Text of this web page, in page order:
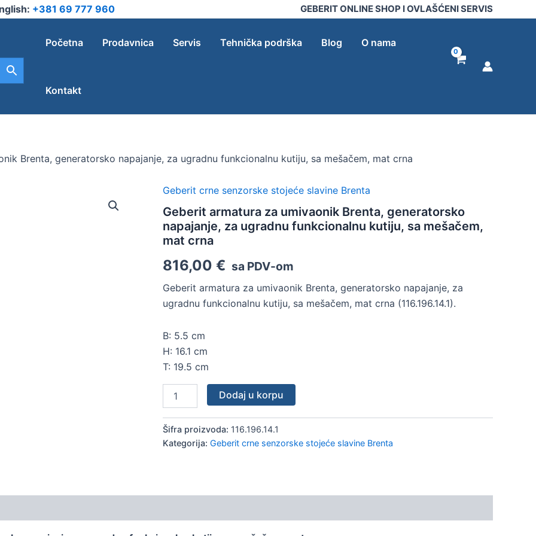
+381 69 777 960 GEBERIT ONLINE SHOP I OVLAŠĆENI SERVIS
Početna Prodavnica Servis Tehnička podrška Blog O nama
Kontakt
Brenta, generatorsko napajanje, za ugradnu funkcionalnu kutiju, sa mešačem, mat crna
Geberit crne senzorske stojeće slavine Brenta
Geberit armatura za umivaonik Brenta, generatorsko
napajanje, za ugradnu funkcionalnu kutiju, sa mešačem,
mat crna
816,00 € sa PDV-om
Geberit armatura za umivaonik Brenta, generatorsko napajanje, za
ugradnu funkcionalnu kutiju, sa mešačem, mat crna (116.196.14.1).
B: 5.5 cm
H: 16.1 cm
T: 19.5 cm
Geberit
za
umivaonik
Brenta,
napajanje,
za
ugradnu
funkcionalnu
kutiju,
mešačem,
mat
crna
količina
Dodaj u korpu
Šifra proizvoda: 116.196.14.1
Kategorija: Geberit crne senzorske stojeće slavine Brenta
generatorsko
za